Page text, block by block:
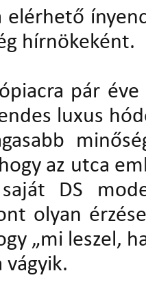
elérhető
hírnökeként.
pár
luxus
az utca
DS
olyan
„mi leszel,